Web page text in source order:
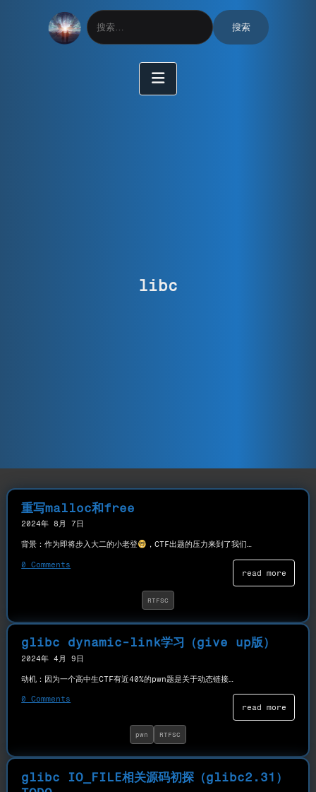
搜
索：
libc
重写malloc和free
2024年 8月 7日
背景：作为即将步入大二的小老登 ，CTF出题的压力来到了我们…
0 Comments
read more
RTFSC
glibc dynamic-link学习（give up版）
2024年 4月 9日
动机：因为一个高中生CTF有近40%的pwn题是关于动态链接…
0 Comments
read more
pwn RTFSC
glibc IO_FILE相关源码初探（glibc2.31）